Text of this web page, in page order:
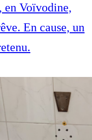
en Voïvodine,
En cause, un